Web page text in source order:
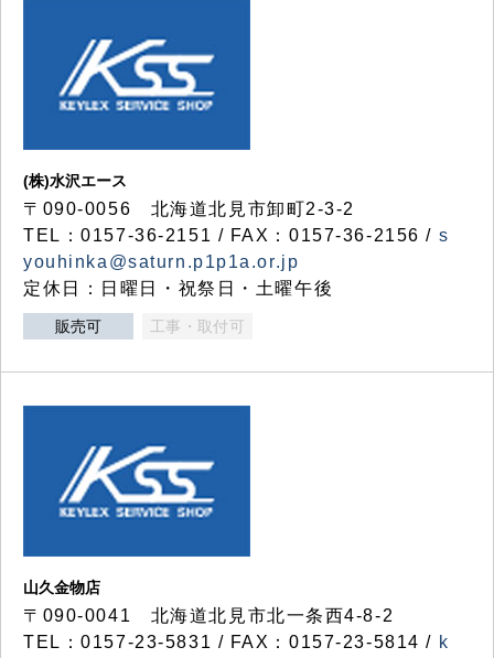
(株)水沢エース
〒090-0056 北海道北見市卸町2-3-2
TEL：0157-36-2151 / FAX：0157-36-2156 / s
youhinka@saturn.p1p1a.or.jp
定休日：日曜日・祝祭日・土曜午後
販売可 工事・取付可
山久金物店
〒090-0041 北海道北見市北一条西4-8-2
TEL：0157-23-5831 / FAX：0157-23-5814 / k